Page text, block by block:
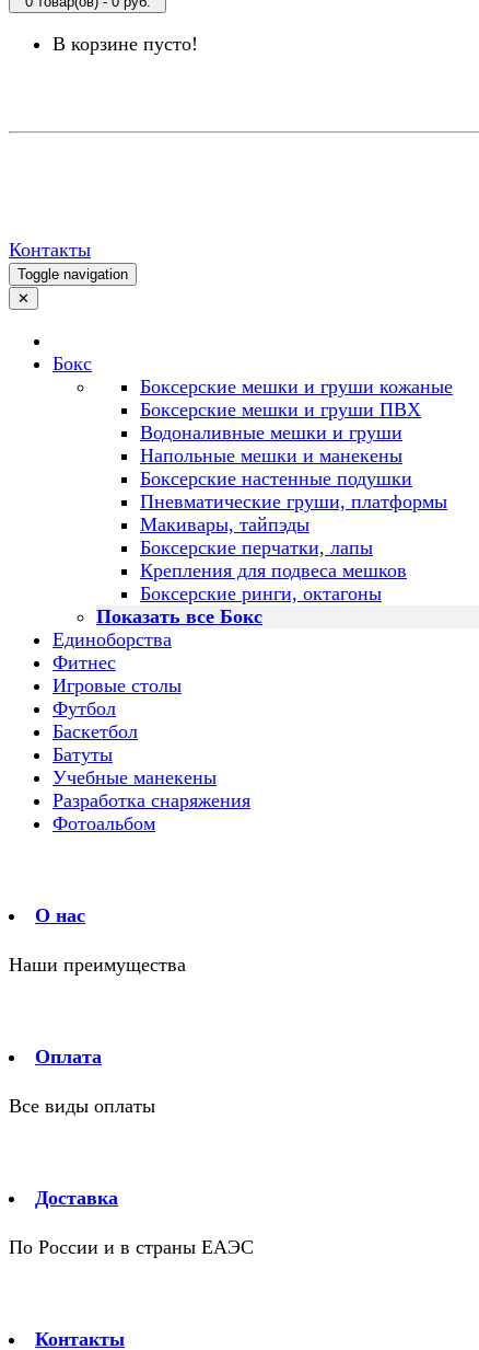
В корзине пусто!
Контакты
Toggle navigation
✕
Бокс
Боксерские мешки и груши кожаные
Боксерские мешки и груши ПВХ
Водоналивные мешки и груши
Напольные мешки и манекены
Боксерские настенные подушки
Пневматические груши, платформы
Макивары, тайпэды
Боксерские перчатки, лапы
Крепления для подвеса мешков
Боксерские ринги, октагоны
Показать все Бокс
Единоборства
Фитнес
Игровые столы
Футбол
Баскетбол
Батуты
Учебные манекены
Разработка снаряжения
Фотоальбом
О нас
Наши преимущества
Оплата
Все виды оплаты
Доставка
По России и в страны ЕАЭС
Контакты